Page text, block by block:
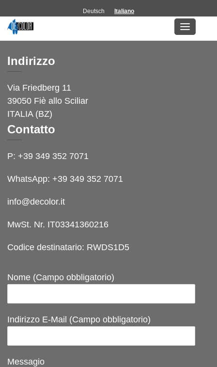
Deutsch Italiano
Contatto
Indirizzo
Via Friedberg 11
39050 Fiè allo Sciliar
ITALIA (BZ)
Contatto
P: +39 349 352 7071
WhatsApp: +39 349 352 7071
info@decolor.it
MwSt. Nr. IT03341360216
Codice destinatario: RWDS1D5
Nome (Campo obbligatorio)
Indirizzo E-Mail (Campo obbligatorio)
Messagio